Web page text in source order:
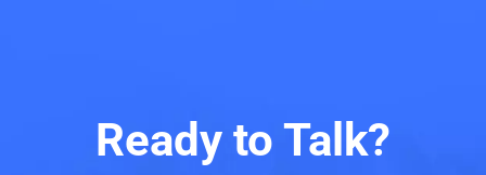
Ready to Talk?